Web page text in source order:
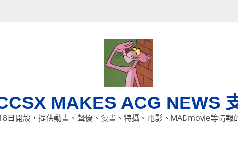
MAKES ACG NEWS
日開設，提供動畫、聲優、漫畫、特攝、電影、MADmovie等情報